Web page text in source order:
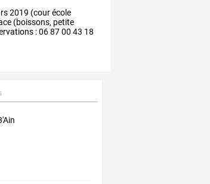
2019 (cour école
(boissons, petite
: 06 87 00 43 18